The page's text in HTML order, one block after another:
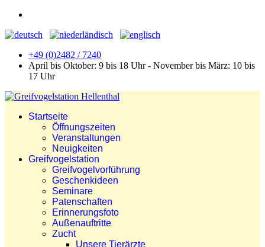
+49 (0)2482 / 7240
April bis Oktober: 9 bis 18 Uhr - November bis März: 10 bis
17 Uhr
Startseite
Öffnungszeiten
Veranstaltungen
Neuigkeiten
Greifvogelstation
Greifvogelvorführung
Geschenkideen
Seminare
Patenschaften
Erinnerungsfoto
Außenauftritte
Zucht
Unsere Tierärzte